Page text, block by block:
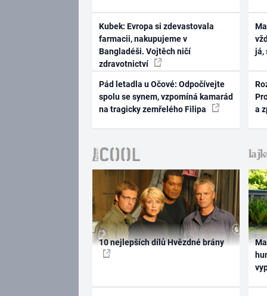
Kubek: Evropa si zdevastovala
farmacii, nakupujeme v
Bangladéši. Vojtěch ničí
zdravotnictví
Pád letadla u Očové: Odpočívejte
spolu se synem, vzpomíná kamarád
na tragicky zemřelého Filipa
já,
a
10 nejlepších dílů Hvězdné brány